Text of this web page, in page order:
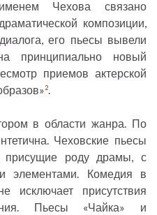
Чехова связано
композиции,
его пьесы вывели
принципиально новый
приемов актерской
2.
в области жанра. По
Чеховские пьесы
присущие роду драмы, с
элементами. Комедия в
исключает присутствия
Пьесы «Чайка» и